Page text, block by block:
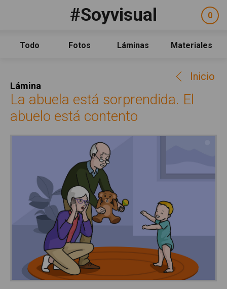
#Soyvisual
Todo
Fotos Láminas Materiales
0
Lámina
Inicio
La abuela está sorprendida. El
abuelo está contento
FacebookYouTubeTwitter
Qué es #Soyvisual
Guía de uso
Contacto
Política de uso
Aviso Legal